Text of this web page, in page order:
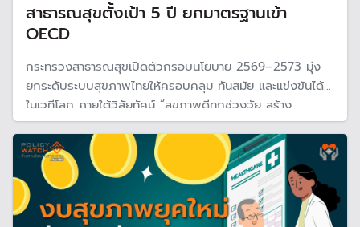
สาธารณสุขตั้งเป้า 5 ปี ยกมาตรฐานเข้า
OECD
กระทรวงสาธารณสุขเปิดตัวกรอบนโยบาย 2569–2573 มุ่ง
ยกระดับระบบสุขภาพไทยให้ครอบคลุม ทันสมัย และแข่งขันได้
ในเวทีโลก ภายใต้วิสัยทัศน์ “สุขภาพดีทุกช่วงวัย สร้าง
เศรษฐกิจไทย ด้วยนวัตกรรมและภูมิปัญญา”